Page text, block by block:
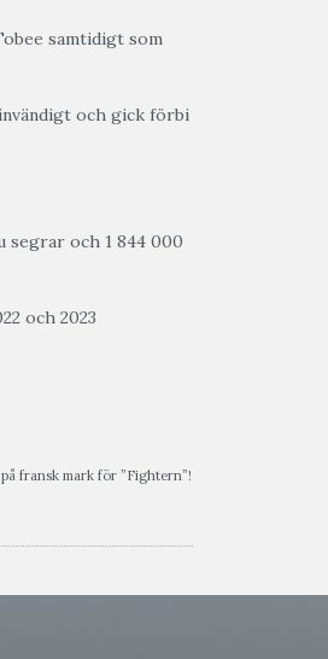
samtidigt som
och gick förbi
segrar och 1 844 000
och 2023
fransk mark för ”Fightern”!